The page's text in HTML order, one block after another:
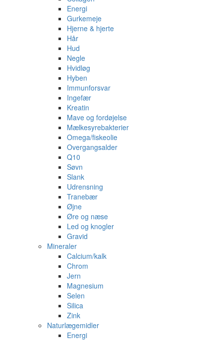
Energi
Gurkemeje
Hjerne & hjerte
Hår
Hud
Negle
Hvidløg
Hyben
Immunforsvar
Ingefær
Kreatin
Mave og fordøjelse
Mælkesyrebakterier
Omega/fiskeolie
Overgangsalder
Q10
Søvn
Slank
Udrensning
Tranebær
Øjne
Øre og næse
Led og knogler
Gravid
Mineraler
Calcium/kalk
Chrom
Jern
Magnesium
Selen
Silica
Zink
Naturlægemidler
Energi